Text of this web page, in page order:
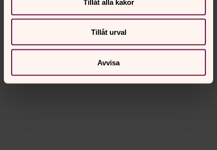
Tillåt alla kakor
Tillåt urval
Avvisa